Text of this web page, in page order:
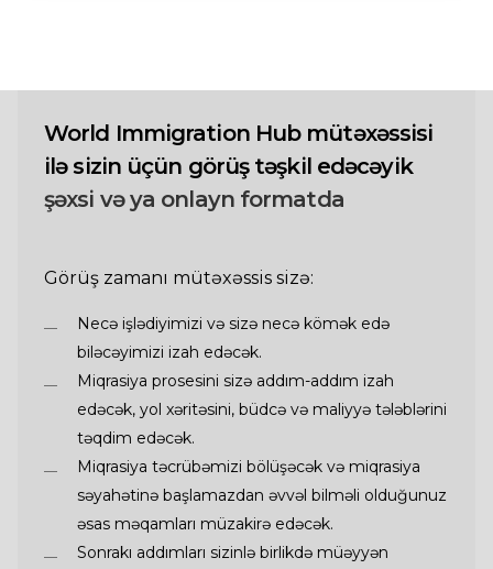
World Immigration Hub mütəxəssisi
ilə sizin üçün görüş təşkil edəcəyik
şəxsi və ya onlayn formatda
Görüş zamanı mütəxəssis sizə:
Necə işlədiyimizi və sizə necə kömək edə
biləcəyimizi izah edəcək.
Miqrasiya prosesini sizə addım-addım izah
edəcək, yol xəritəsini, büdcə və maliyyə tələblərini
təqdim edəcək.
Miqrasiya təcrübəmizi bölüşəcək və miqrasiya
səyahətinə başlamazdan əvvəl bilməli olduğunuz
əsas məqamları müzakirə edəcək.
Sonrakı addımları sizinlə birlikdə müəyyən